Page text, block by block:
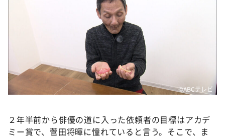
©️ABCテレビ
２年半前から俳優の道に入った依頼者の目標はアカデ
ミー賞で、菅田将暉に憧れていると言う。そこで、ま